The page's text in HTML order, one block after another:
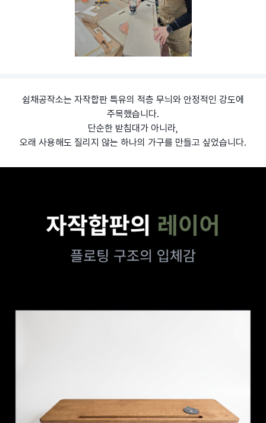
쉼채공작소는 자작합판 특유의 적층 무늬와 안정적인 강도에
주목했습니다.
단순한 받침대가 아니라,
오래 사용해도 질리지 않는 하나의 가구를 만들고 싶었습니다.